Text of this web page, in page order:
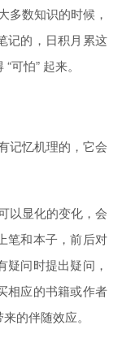
多数知识的时候，
记的，日积月累这
怕” 起来。
记忆机理的，它会
以显化的变化，会
笔和本子，前后对
问时提出疑问，
相应的书籍或作者
的伴随效应。